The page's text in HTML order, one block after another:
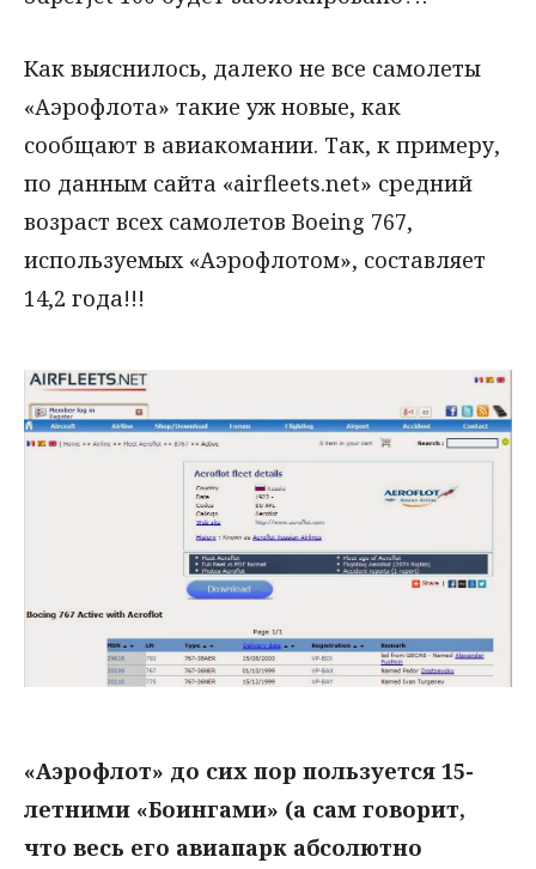
Как выяснилось, далеко не все самолеты
«Аэрофлота» такие уж новые, как
сообщают в авиакомании. Так, к примеру,
по данным сайта «airfleets.net» средний
возраст всех самолетов Boeing 767,
используемых «Аэрофлотом», составляет
14,2 года!!!
«Аэрофлот» до сих пор пользуется 15-
летними «Боингами» (а сам говорит,
что весь его авиапарк абсолютно